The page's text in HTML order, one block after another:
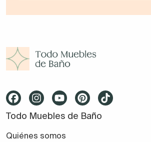
Todo Muebles de Baño
Quiénes somos